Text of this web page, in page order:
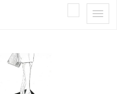
Toggle